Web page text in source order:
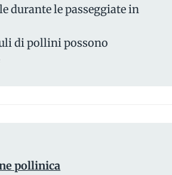
durante le passeggiate in
di pollini possono
pollinica